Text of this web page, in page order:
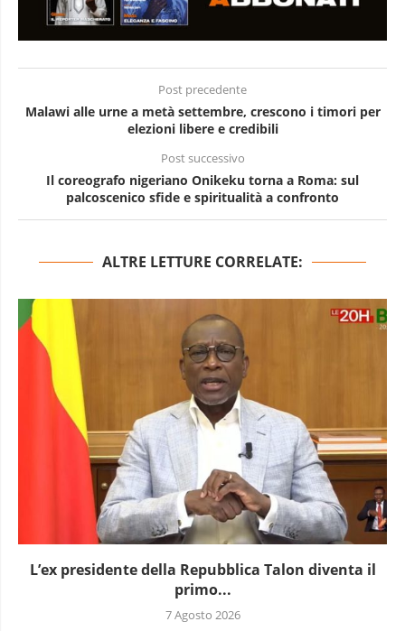
Post precedente
Malawi alle urne a metà settembre, crescono i timori per
elezioni libere e credibili
Post successivo
Il coreografo nigeriano Onikeku torna a Roma: sul
palcoscenico sfide e spiritualità a confronto
ALTRE LETTURE CORRELATE:
L’ex presidente della Repubblica Talon diventa il
primo...
7 Agosto 2026